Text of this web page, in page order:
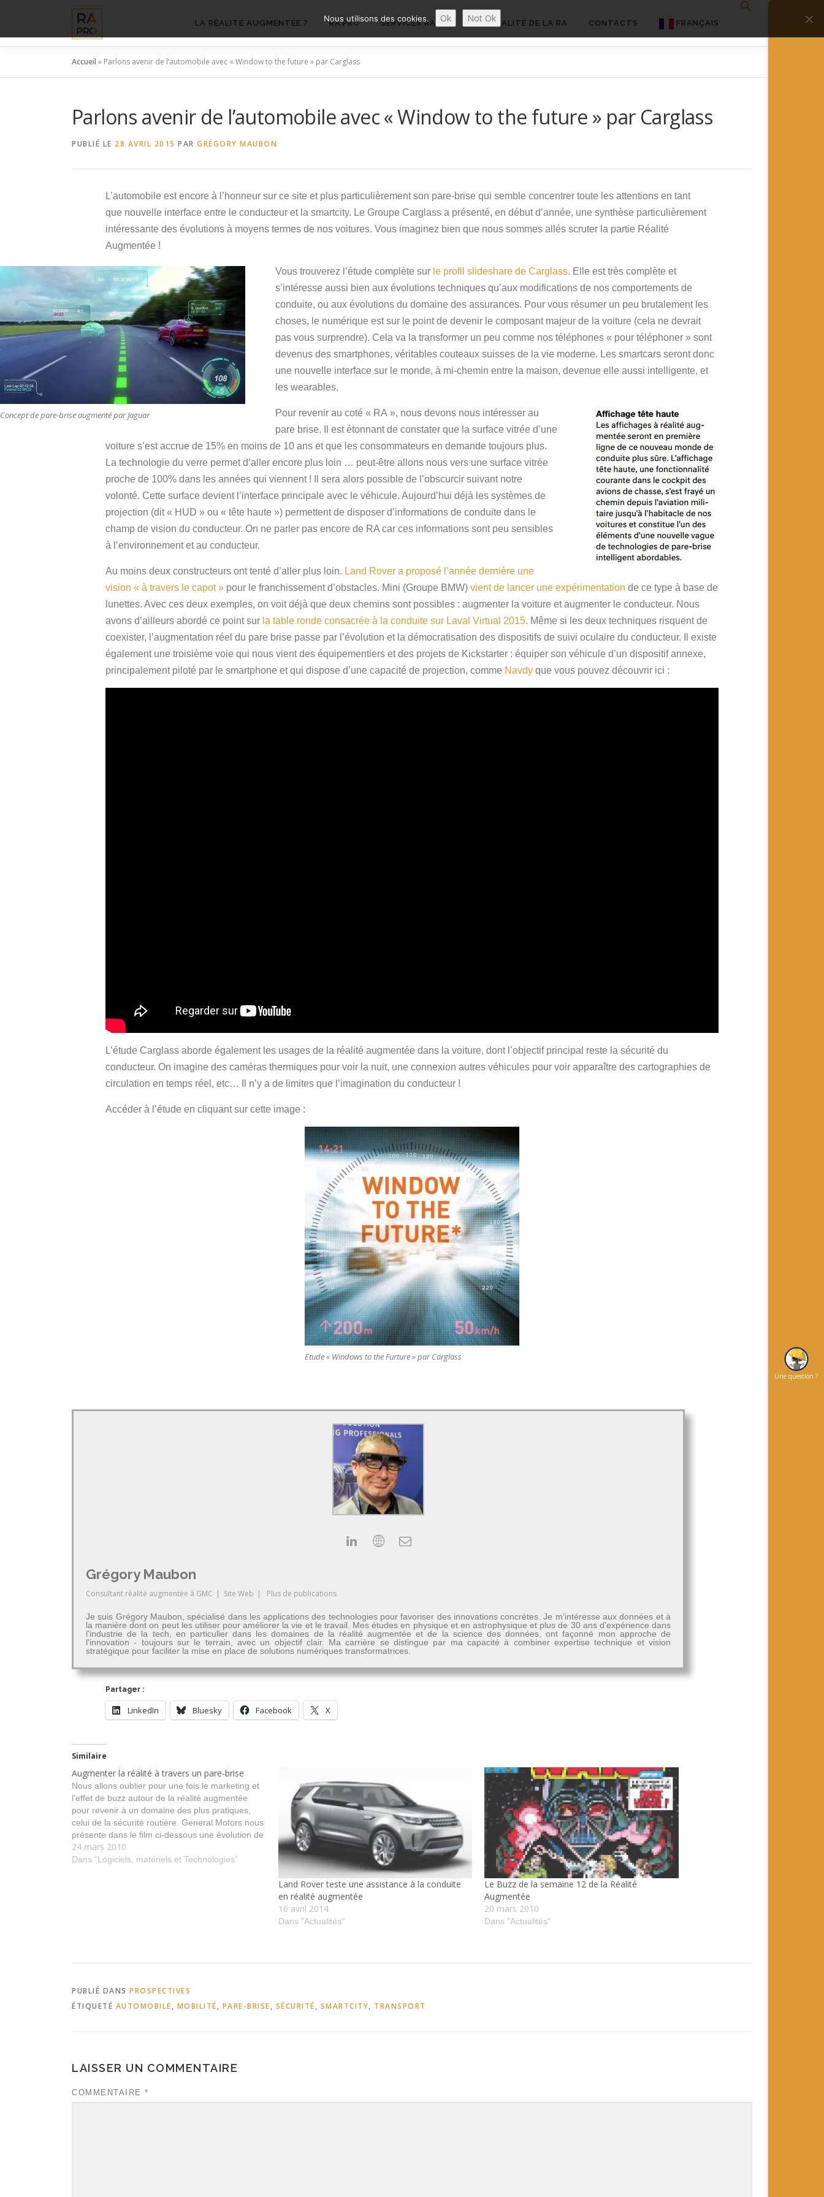
contenu
LA RÉALITÉ AUGMENTÉE ? RA’PRO SERVICES RA’PRO ACTUALITÉ DE LA RA CONTACTS FRANÇAIS
Deutsch
Español
Accueil » Parlons avenir de l’automobile avec « Window to the future » par Carglass
Parlons avenir de l’automobile avec « Window to the future » par Carglass
PUBLIÉ LE 28 AVRIL 2015 PAR GRÉGORY MAUBON
L’automobile est encore à l’honneur sur ce site et plus particulièrement son pare-brise qui semble concentrer toute les attentions en tant
que nouvelle interface entre le conducteur et la smartcity. Le Groupe Carglass a présenté, en début d’année, une synthèse particulièrement
intéressante des évolutions à moyens termes de nos voitures. Vous imaginez bien que nous sommes allés scruter la partie Réalité
Augmentée !
Concept de pare-brise augmenté par Jaguar
Vous trouverez l’étude complète sur le profil slideshare de Carglass. Elle est très complète et
s’intéresse aussi bien aux évolutions techniques qu’aux modifications de nos comportements de
conduite, ou aux évolutions du domaine des assurances. Pour vous résumer un peu brutalement les
choses, le numérique est sur le point de devenir le composant majeur de la voiture (cela ne devrait
pas vous surprendre). Cela va la transformer un peu comme nos téléphones « pour téléphoner » sont
devenus des smartphones, véritables couteaux suisses de la vie moderne. Les smartcars seront donc
une nouvelle interface sur le monde, à mi-chemin entre la maison, devenue elle aussi intelligente, et
les wearables.
Pour revenir au coté « RA », nous devons nous intéresser au
pare brise. Il est étonnant de constater que la surface vitrée d’une
voiture s’est accrue de 15% en moins de 10 ans et que les consommateurs en demande toujours plus.
La technologie du verre permet d’aller encore plus loin … peut-être allons nous vers une surface vitrée
proche de 100% dans les années qui viennent ! Il sera alors possible de l’obscurcir suivant notre
volonté. Cette surface devient l’interface principale avec le véhicule. Aujourd’hui déjà les systèmes de
projection (dit « HUD » ou « tête haute ») permettent de disposer d’informations de conduite dans le
champ de vision du conducteur. On ne parler pas encore de RA car ces informations sont peu sensibles
à l’environnement et au conducteur.
Au moins deux constructeurs ont tenté d’aller plus loin. Land Rover a proposé l’année dernière une
vision « à travers le capot » pour le franchissement d’obstacles. Mini (Groupe BMW) vient de lancer une expérimentation de ce type à base de
lunettes. Avec ces deux exemples, on voit déjà que deux chemins sont possibles : augmenter la voiture et augmenter le conducteur. Nous
avons d’ailleurs abordé ce point sur la table ronde consacrée à la conduite sur Laval Virtual 2015. Même si les deux techniques risquent de
coexister, l’augmentation réel du pare brise passe par l’évolution et la démocratisation des dispositifs de suivi oculaire du conducteur. Il existe
également une troisième voie qui nous vient des équipementiers et des projets de Kickstarter : équiper son véhicule d’un dispositif annexe,
principalement piloté par le smartphone et qui dispose d’une capacité de projection, comme Navdy que vous pouvez découvrir ici :
L’étude Carglass aborde également les usages de la réalité augmentée dans la voiture, dont l’objectif principal reste la sécurité du
conducteur. On imagine des caméras thermiques pour voir la nuit, une connexion autres véhicules pour voir apparaître des cartographies de
circulation en temps réel, etc… Il n’y a de limites que l’imagination du conducteur !
Accéder à l’étude en cliquant sur cette image :
Etude « Windows to the Furture » par Carglass
Grégory Maubon
Consultant réalité augmentée à GMC | Site Web | Plus de publications
Je suis Grégory Maubon, spécialisé dans les applications des technologies pour favoriser des innovations concrètes. Je m'intéresse aux données et à
la manière dont on peut les utiliser pour améliorer la vie et le travail. Mes études en physique et en astrophysique et plus de 30 ans d'expérience dans
l'industrie de la tech, en particulier dans les domaines de la réalité augmentée et de la science des données, ont façonné mon approche de
l'innovation - toujours sur le terrain, avec un objectif clair. Ma carrière se distingue par ma capacité à combiner expertise technique et vision
stratégique pour faciliter la mise en place de solutions numériques transformatrices.
Partager :
LinkedIn Bluesky Facebook X
Similaire
Augmenter la réalité à travers un pare-brise
Nous allons oublier pour une fois le marketing et
l'effet de buzz autour de la réalité augmentée
pour revenir à un domaine des plus pratiques,
celui de la sécurité routière. General Motors nous
présente dans le film ci-dessous une évolution de
son affichage "tête haute" qui devient un dispositif
de…
24 mars 2010
Dans "Logiciels, matériels et Technologies"
Land Rover teste une assistance à la conduite
en réalité augmentée
16 avril 2014
Dans "Actualités"
Le Buzz de la semaine 12 de la Réalité
Augmentée
20 mars 2010
Dans "Actualités"
PUBLIÉ DANS PROSPECTIVES
ÉTIQUETÉ AUTOMOBILE, MOBILITÉ, PARE-BRISE, SÉCURITÉ, SMARTCITY, TRANSPORT
LAISSER UN COMMENTAIRE
COMMENTAIRE *
Une question ?
Nous utilisons des cookies. Ok Not Ok